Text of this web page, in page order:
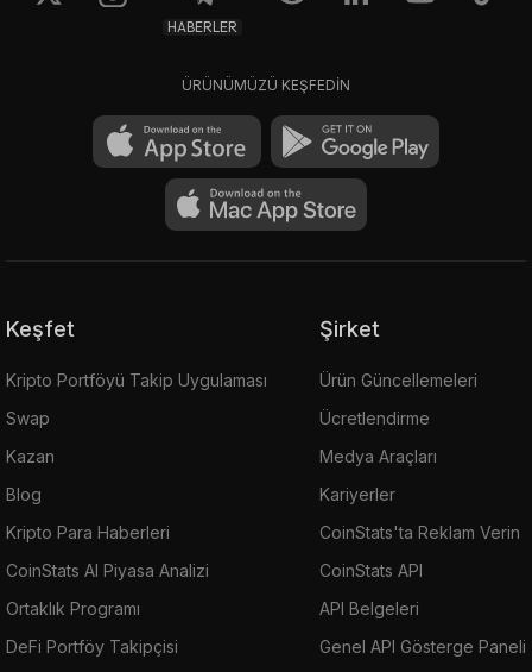
HABERLER
ÜRÜNÜMÜZÜ KEŞFEDİN
Keşfet
Kripto Portföyü Takip Uygulaması
Swap
Kazan
Blog
Kripto Para Haberleri
CoinStats AI Piyasa Analizi
Ortaklık Programı
DeFi Portföy Takipçisi
Şirket
Ürün Güncellemeleri
Ücretlendirme
Medya Araçları
Kariyerler
CoinStats'ta Reklam Verin
CoinStats API
API Belgeleri
Genel API Gösterge Paneli